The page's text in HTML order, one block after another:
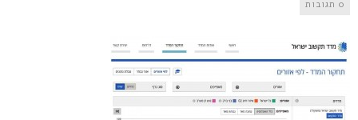
0 תגובות